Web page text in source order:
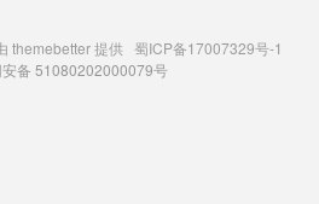
themebetter提供 蜀ICP备17007329号-1
安备 51080202000079号